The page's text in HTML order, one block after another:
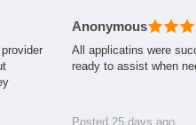
Anonymous
All applicatins were
ready to assist when
Posted 25 days ago